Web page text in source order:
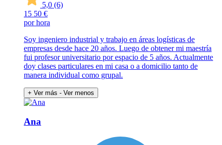
5,0 (6)
15 50 €
por hora
Soy ingeniero industrial y trabajo en áreas logísticas de
empresas desde hace 20 años. Luego de obtener mi maestría
fui profesor universitario por espacio de 5 años. Actualmente
doy clases particulares en mi casa o a domicilio tanto de
manera individual como grupal.
+ Ver más - Ver menos
Ana